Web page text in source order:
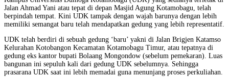
Jalan Ahmad Yani atau tepat di depan Masjid Agung Kotamobagu, telah
berpindah tempat. Kini UDK tampak dengan wajah barunya dengan lebih
memiliki semangat baru telah mendapatkan gedung yang lebih representatif.
UDK telah berdiri di sebuah gedung ‘baru’ yakni di Jalan Brigjen Katamso
Kelurahan Kotobangon Kecamatan Kotamobagu Timur, atau tepatnya di
gedung eks kantor bupati Bolaang Mongondow (sebelum pemekaran). Luas
bangunan ini sepuluh kali dari gedung UDK sebelumnya. Sehingga
prasarana UDK saat ini lebih memadai guna menunjang proses perkuliahan.